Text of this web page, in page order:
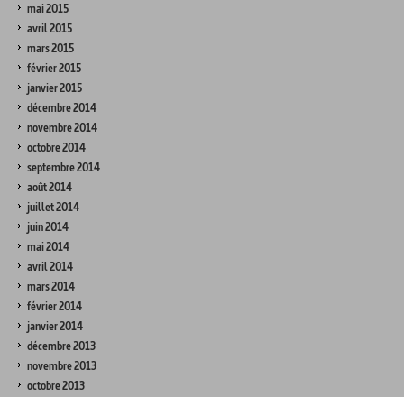
mai 2015
avril 2015
mars 2015
février 2015
janvier 2015
décembre 2014
novembre 2014
octobre 2014
septembre 2014
août 2014
juillet 2014
juin 2014
mai 2014
avril 2014
mars 2014
février 2014
janvier 2014
décembre 2013
novembre 2013
octobre 2013